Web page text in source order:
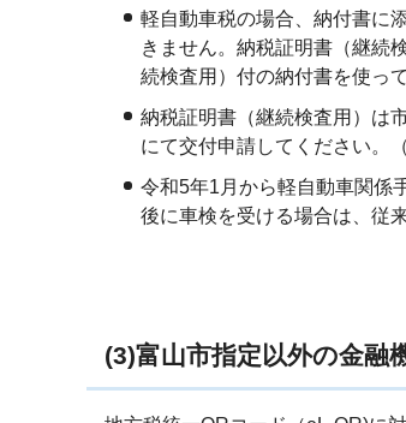
軽自動車税の場合、納付書に
きません。納税証明書（継続
続検査用）付の納付書を使っ
納税証明書（継続検査用）は
にて交付申請してください。
令和5年1月から軽自動車関係
後に車検を受ける場合は、従
(3)富山市指定以外の金融